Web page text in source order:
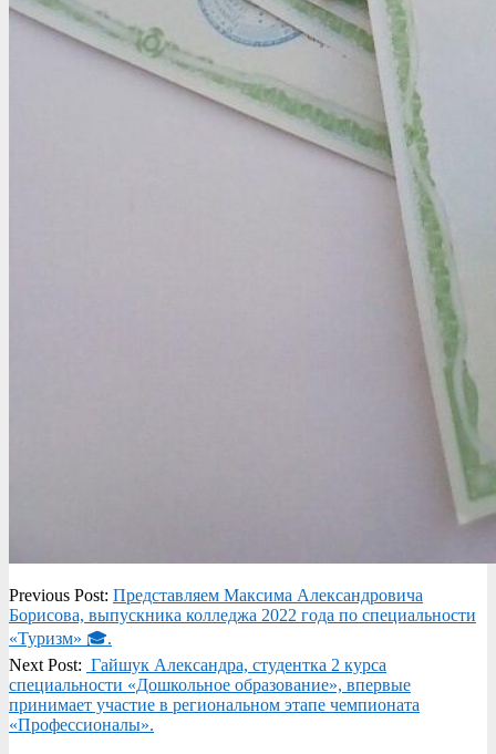
2025-
02-
21
Previous Post: Представляем Максима Александровича
Борисова, выпускника колледжа 2022 года по специальности
«Туризм» 🎓.
Next Post: ️ Гайшук Александра, студентка 2 курса
специальности «Дошкольное образование», впервые
принимает участие в региональном этапе чемпионата
«Профессионалы».